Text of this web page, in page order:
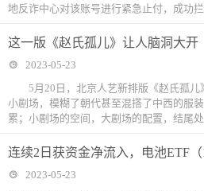
地反诈中心对该账号进行紧急止付，成功
这一版《赵氏孤儿》让人脑洞大开
2023-05-23
5月20日，北京人艺新排版《赵氏孤儿
小剧场，模糊了朝代甚至混搭了中西的服
累；小剧场的空间，大剧场的配置，结尾
连续2日获资金净流入，电池ETF（
2023-05-23